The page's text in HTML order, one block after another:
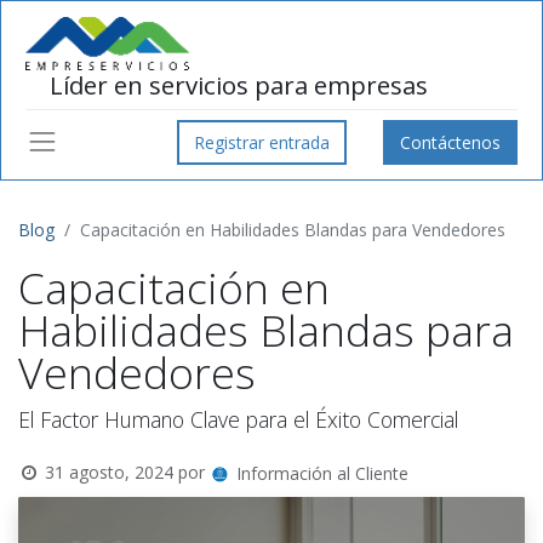
Líder en servicios para empresas
Registrar entrada Contáctenos
Blog Capacitación en Habilidades Blandas para Vendedores
Capacitación en
Habilidades Blandas para
Vendedores
El Factor Humano Clave para el Éxito Comercial
31 agosto, 2024 por Información al Cliente